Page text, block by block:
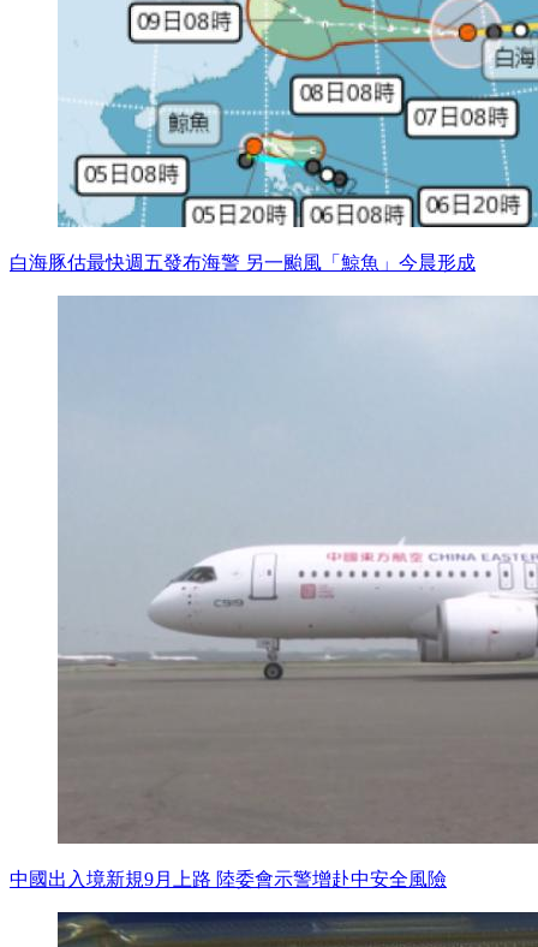
白海豚估最快週五發布海警 另一颱風「鯨魚」今晨形成
中國出入境新規9月上路 陸委會示警增赴中安全風險